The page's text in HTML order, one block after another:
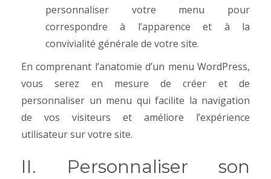
personnaliser votre menu pour
correspondre à l’apparence et à la
convivialité générale de votre site.
En comprenant l’anatomie d’un menu WordPress,
vous serez en mesure de créer et de
personnaliser un menu qui facilite la navigation
de vos visiteurs et améliore l’expérience
utilisateur sur votre site.
II. Personnaliser son